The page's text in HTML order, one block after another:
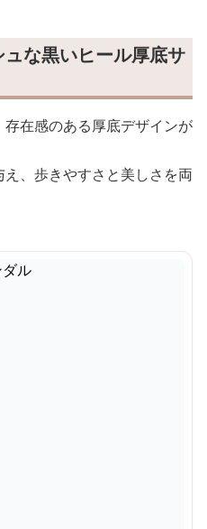
な黒いヒール厚底サ
在感のある厚底デザインが
、歩きやすさと美しさを両